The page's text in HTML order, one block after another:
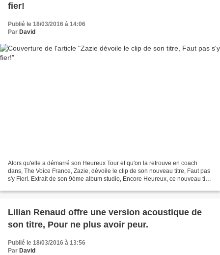
fier!
Publié le 18/03/2016 à 14:06
Par David
Alors qu'elle a démarré son Heureux Tour et qu'on la retrouve en coach
dans, The Voice France, Zazie, dévoile le clip de son nouveau titre, Faut pas
s'y Fier!. Extrait de son 9ème album studio, Encore Heureux, ce nouveau titre
Lilian Renaud offre une version acoustique de
son titre, Pour ne plus avoir peur.
Publié le 18/03/2016 à 13:56
Par David